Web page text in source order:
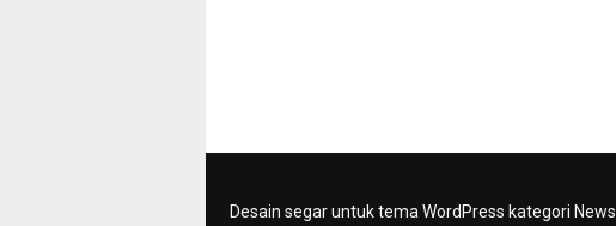
Desain segar untuk tema WordPress kategori News